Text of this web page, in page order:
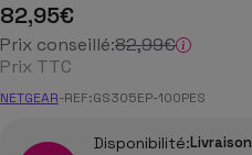
82,95€
Prix conseillé:82,99€
Prix TTC
NETGEAR-REF:GS305EP-100PES
Disponibilité: